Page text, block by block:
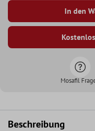
In den
Mosafil
Beschreibung